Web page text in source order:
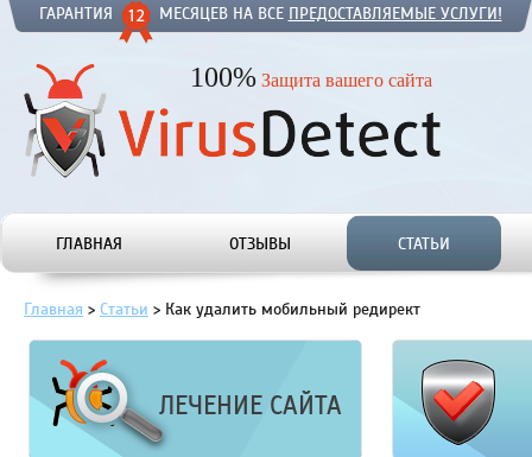
ГАРАНТИЯ МЕСЯЦЕВ НА ВСЕ ПРЕДОСТАВЛЯЕМЫЕ УСЛУГИ!
100% Защита вашего сайта
ГЛАВНАЯ ОТЗЫВЫ СТАТЬИ
Главная > Статьи > Как удалить мобильный редирект
ЛЕЧЕНИЕ САЙТА